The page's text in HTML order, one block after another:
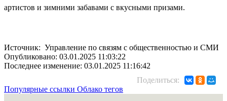
артистов и зимними забавами с вкусными призами.
Источник: Управление по связям с общественностью и СМИ
Опубликовано: 03.01.2025 11:03:22
Последнее изменение: 03.01.2025 11:16:42
Поделиться:
Популярные ссылки Облако тегов